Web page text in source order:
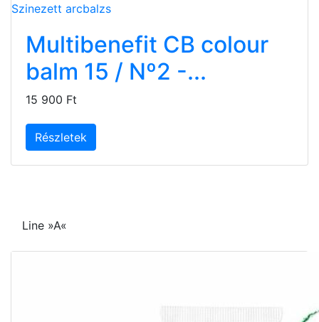
Multibenefit CB colour
balm 15 / Nº2 -...
15 900 Ft
Részletek
Line »A«